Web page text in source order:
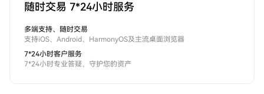
随时交易 7*24小时服务
多端支持、随时交易
支持iOS、Android、HarmonyOS及主流桌面浏览器
7*24小时客户服务
7*24小时专业答疑，守护您的资产